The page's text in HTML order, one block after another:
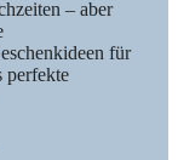
– aber
für
perfekte